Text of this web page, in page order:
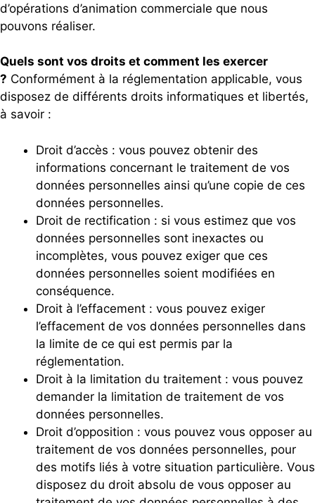
d’opérations d’animation commerciale que nous
pouvons réaliser.
Quels sont vos droits et comment les exercer
? Conformément à la réglementation applicable, vous
disposez de différents droits informatiques et libertés,
à savoir :
Droit d’accès : vous pouvez obtenir des
informations concernant le traitement de vos
données personnelles ainsi qu’une copie de ces
données personnelles.
Droit de rectification : si vous estimez que vos
données personnelles sont inexactes ou
incomplètes, vous pouvez exiger que ces
données personnelles soient modifiées en
conséquence.
Droit à l’effacement : vous pouvez exiger
l’effacement de vos données personnelles dans
la limite de ce qui est permis par la
réglementation.
Droit à la limitation du traitement : vous pouvez
demander la limitation de traitement de vos
données personnelles.
Droit d’opposition : vous pouvez vous opposer au
traitement de vos données personnelles, pour
des motifs liés à votre situation particulière. Vous
disposez du droit absolu de vous opposer au